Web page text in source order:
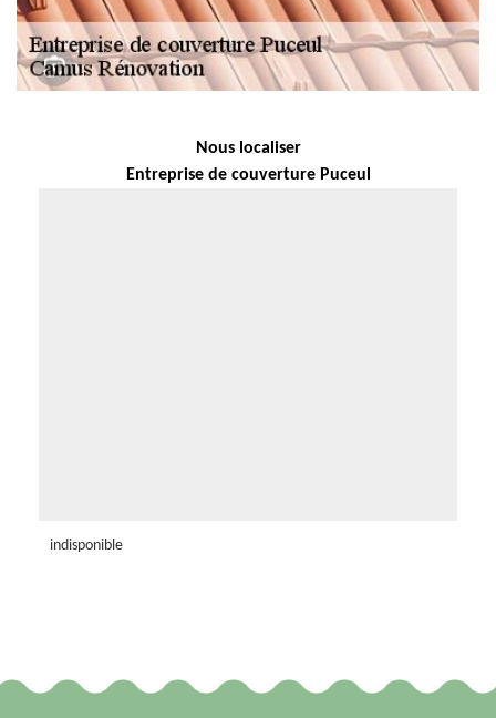
Nous localiser
Entreprise de couverture Puceul
indisponible